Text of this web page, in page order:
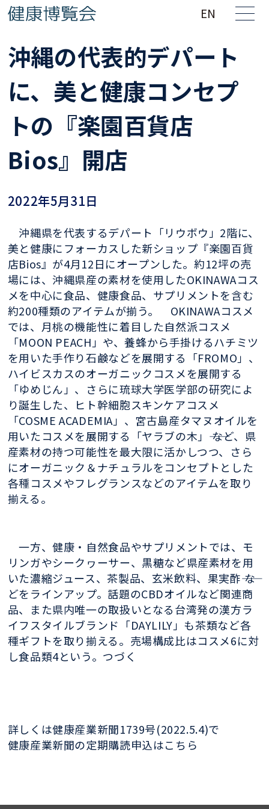
EN
沖縄の代表的デパート
に、美と健康コンセプ
トの『楽園百貨店
Bios』開店
2022年5月31日
沖縄県を代表するデパート「リウボウ」2階に、
美と健康にフォーカスした新ショップ『楽園百貨
店Bios』が4月12日にオープンした。約12坪の売
場には、沖縄県産の素材を使用したOKINAWAコス
メを中心に食品、健康食品、サプリメントを含む
約200種類のアイテムが揃う。 OKINAWAコスメ
では、月桃の機能性に着目した自然派コスメ
「MOON PEACH」や、養蜂から手掛けるハチミツ
を用いた手作り石鹸などを展開する「FROMO」、
ハイビスカスのオーガニックコスメを展開する
「ゆめじん」、さらに琉球大学医学部の研究によ
り誕生した、ヒト幹細胞スキンケアコスメ
「COSME ACADEMIA」、宮古島産タマヌオイルを
用いたコスメを展開する「ヤラブの木」―― など、県
産素材の持つ可能性を最大限に活かしつつ、さら
にオーガニック＆ナチュラルをコンセプトとした
各種コスメやフレグランスなどのアイテムを取り
揃える。
一方、健康・自然食品やサプリメントでは、モ
リンガやシークヮーサー、黒糖など県産素材を用
いた濃縮ジュース、茶製品、玄米飲料、果実酢―― な
どをラインアップ。話題のCBDオイルなど関連商
品、また県内唯一の取扱いとなる台湾発の漢方ラ
イフスタイルブランド「DAYLILY」も茶類など各
種ギフトを取り揃える。売場構成比はコスメ6に対
し食品類4という。つづく
詳しくは健康産業新聞1739号(2022.5.4)で
健康産業新聞の定期購読申込はこちら